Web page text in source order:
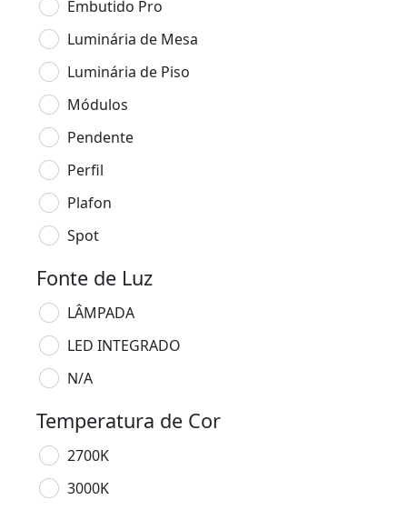
Embutido Pro
Luminária de Mesa
Luminária de Piso
Módulos
Pendente
Perfil
Plafon
Spot
Fonte de Luz
LÂMPADA
LED INTEGRADO
N/A
Temperatura de Cor
2700K
3000K